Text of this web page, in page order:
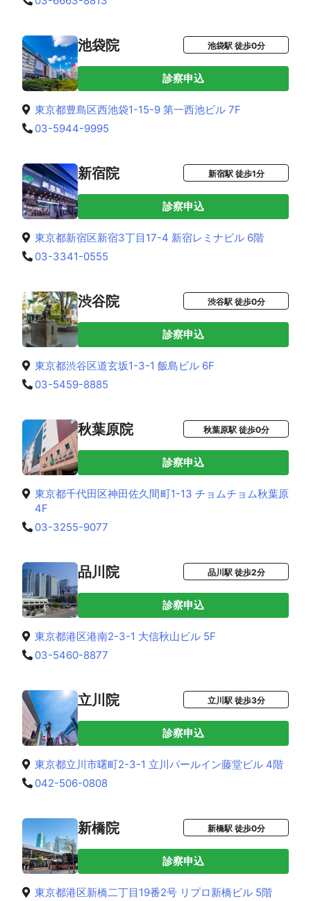
池袋院 池袋駅 徒歩0分
診察申込
東京都豊島区西池袋1-15-9 第一西池ビル 7F
03-5944-9995
新宿院 新宿駅 徒歩1分
診察申込
東京都新宿区新宿3丁目17-4 新宿レミナビル 6階
03-3341-0555
渋谷院 渋谷駅 徒歩0分
診察申込
東京都渋谷区道玄坂1-3-1 飯島ビル 6F
03-5459-8885
秋葉原院 秋葉原駅 徒歩0分
診察申込
東京都千代田区神田佐久間町1-13 チョムチョム秋葉原
4F
03-3255-9077
品川院 品川駅 徒歩2分
診察申込
東京都港区港南2-3-1 大信秋山ビル 5F
03-5460-8877
立川院 立川駅 徒歩3分
診察申込
東京都立川市曙町2-3-1 立川パールイン藤堂ビル 4階
042-506-0808
新橋院 新橋駅 徒歩0分
診察申込
東京都港区新橋二丁目19番2号 リプロ新橋ビル 5階